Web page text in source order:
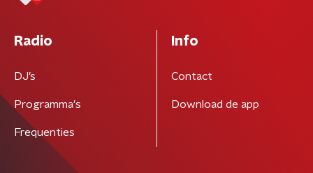
Radio
DJ’s
Programma's
Frequenties
Info
Contact
Download de app